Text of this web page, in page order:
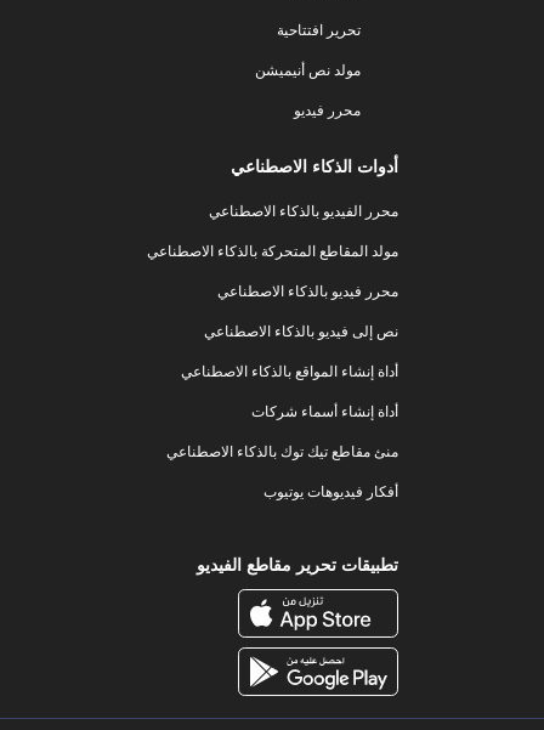
تحرير افتتاحية
مولد نص أنيميشن
محرر فيديو
أدوات الذكاء الاصطناعي
محرر الفيديو بالذكاء الاصطناعي
مولد المقاطع المتحركة بالذكاء الاصطناعي
محرر فيديو بالذكاء الاصطناعي
نص إلى فيديو بالذكاء الاصطناعي
أداة إنشاء المواقع بالذكاء الاصطناعي
أداة إنشاء أسماء شركات
منئ مقاطع تيك توك بالذكاء الاصطناعي
أفكار فيديوهات يوتيوب
تطبيقات تحرير مقاطع الفيديو